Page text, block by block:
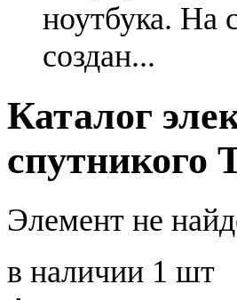
ноутбука. На
создан...
Каталог
спутникого
Элемент не
в наличии 1 шт